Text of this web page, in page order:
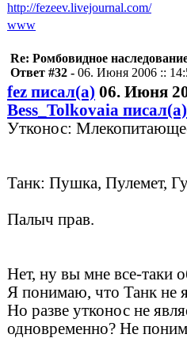
http://fezeev.livejournal.com/
www
Re: Ромбовидное
Ответ #32 - 06. Июня 2006 ::
fez писал(а) 06. Июня
Bess_Tolkovaia писал(а)
Утконос:
Танк: Пушка, Пулемет,
Палыч прав.
Нет, ну вы мне все-таки
Я понимаю, что Танк не
Но разве утконос не
одновременно? Не